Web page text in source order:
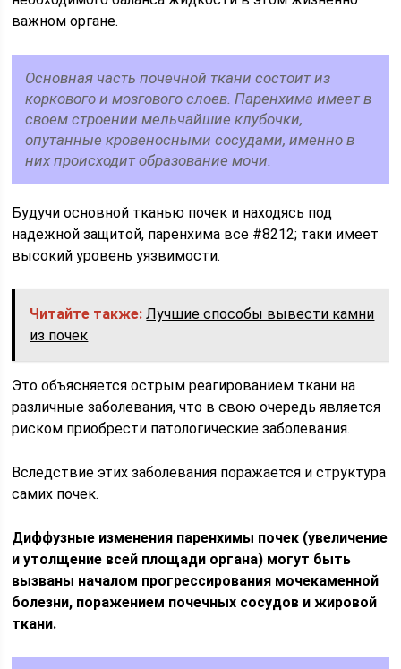
важном органе.
Основная часть почечной ткани состоит из
коркового и мозгового слоев. Паренхима имеет в
своем строении мельчайшие клубочки,
опутанные кровеносными сосудами, именно в
них происходит образование мочи.
Будучи основной тканью почек и находясь под
надежной защитой, паренхима все #8212; таки имеет
высокий уровень уязвимости.
Читайте также: Лучшие способы вывести камни
из почек
Это объясняется острым реагированием ткани на
различные заболевания, что в свою очередь является
риском приобрести патологические заболевания.
Вследствие этих заболевания поражается и структура
самих почек.
Диффузные изменения паренхимы почек (увеличение
и утолщение всей площади органа) могут быть
вызваны началом прогрессирования мочекаменной
болезни, поражением почечных сосудов и жировой
ткани.